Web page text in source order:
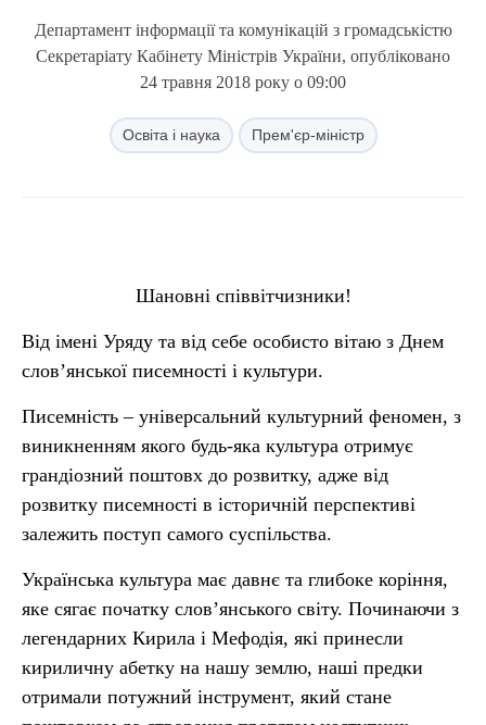
Департамент інформації та комунікацій з громадськістю
Секретаріату Кабінету Міністрів України, опубліковано
24 травня 2018 року о 09:00
Освіта і наука Прем'єр-міністр
Шановні співвітчизники!
Від імені Уряду та від себе особисто вітаю з Днем
слов’янської писемності і культури.
Писемність – універсальний культурний феномен, з
виникненням якого будь-яка культура отримує
грандіозний поштовх до розвитку, адже від
розвитку писемності в історичній перспективі
залежить поступ самого суспільства.
Українська культура має давнє та глибоке коріння,
яке сягає початку слов’янського світу. Починаючи з
легендарних Кирила і Мефодія, які принесли
кириличну абетку на нашу землю, наші предки
отримали потужний інструмент, який стане